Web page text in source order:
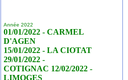
Année 2022
01/01/2022 - CARMEL
D'AGEN
15/01/2022 - LA CIOTAT
29/01/2022 -
COTIGNAC 12/02/2022 -
LIMOGES